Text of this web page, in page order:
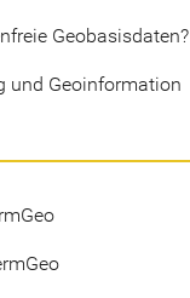
Geobasisdaten?
und Geoinformation